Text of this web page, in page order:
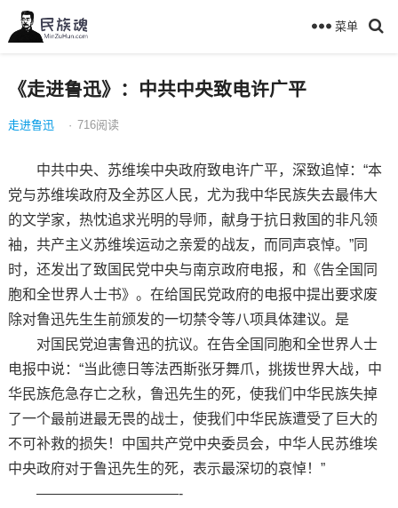
菜单
《走进鲁迅》：中共中央致电许广平
走进鲁迅 · 716阅读
中共中央、苏维埃中央政府致电许广平，深致追悼：“本
党与苏维埃政府及全苏区人民，尤为我中华民族失去最伟大
的文学家，热忱追求光明的导师，献身于抗日救国的非凡领
袖，共产主义苏维埃运动之亲爱的战友，而同声哀悼。”同
时，还发出了致国民党中央与南京政府电报，和《告全国同
胞和全世界人士书》。在给国民党政府的电报中提出要求废
除对鲁迅先生生前颁发的一切禁令等八项具体建议。是
对国民党迫害鲁迅的抗议。在告全国同胞和全世界人士
电报中说：“当此德日等法西斯张牙舞爪，挑拨世界大战，中
华民族危急存亡之秋，鲁迅先生的死，使我们中华民族失掉
了一个最前进最无畏的战士，使我们中华民族遭受了巨大的
不可补救的损失！中国共产党中央委员会，中华人民苏维埃
中央政府对于鲁迅先生的死，表示最深切的哀悼！”
——————————-